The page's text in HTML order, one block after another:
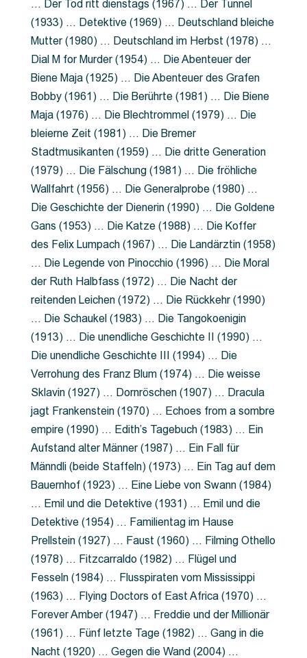
… Der Tod ritt dienstags (1967) … Der Tunnel
(1933) … Detektive (1969) … Deutschland bleiche
Mutter (1980) … Deutschland im Herbst (1978) …
Dial M for Murder (1954) … Die Abenteuer der
Biene Maja (1925) … Die Abenteuer des Grafen
Bobby (1961) … Die Berührte (1981) … Die Biene
Maja (1976) … Die Blechtrommel (1979) … Die
bleierne Zeit (1981) … Die Bremer
Stadtmusikanten (1959) … Die dritte Generation
(1979) … Die Fälschung (1981) … Die fröhliche
Wallfahrt (1956) … Die Generalprobe (1980) …
Die Geschichte der Dienerin (1990) … Die Goldene
Gans (1953) … Die Katze (1988) … Die Koffer
des Felix Lumpach (1967) … Die Landärztin (1958)
… Die Legende von Pinocchio (1996) … Die Moral
der Ruth Halbfass (1972) … Die Nacht der
reitenden Leichen (1972) … Die Rückkehr (1990)
… Die Schaukel (1983) … Die Tangokoenigin
(1913) … Die unendliche Geschichte II (1990) …
Die unendliche Geschichte III (1994) … Die
Verrohung des Franz Blum (1974) … Die weisse
Sklavin (1927) … Dornröschen (1907) … Dracula
jagt Frankenstein (1970) … Echoes from a sombre
empire (1990) … Edith’s Tagebuch (1983) … Ein
Aufstand alter Männer (1987) … Ein Fall für
Männdli (beide Staffeln) (1973) … Ein Tag auf dem
Bauernhof (1923) … Eine Liebe von Swann (1984)
… Emil und die Detektive (1931) … Emil und die
Detektive (1954) … Familientag im Hause
Prellstein (1927) … Faust (1960) … Filming Othello
(1978) … Fitzcarraldo (1982) … Flügel und
Fesseln (1984) … Flusspiraten vom Mississippi
(1963) … Flying Doctors of East Africa (1970) …
Forever Amber (1947) … Freddie und der Millionär
(1961) … Fünf letzte Tage (1982) … Gang in die
Nacht (1920) … Gegen die Wand (2004) …